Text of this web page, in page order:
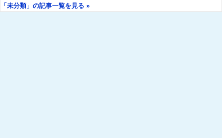
「未分類」の記事一覧を見る »